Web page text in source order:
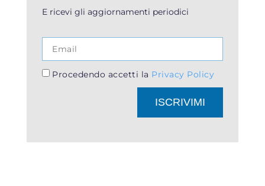
E ricevi gli aggiornamenti periodici
Procedendo accetti la Privacy Policy
ISCRIVIMI